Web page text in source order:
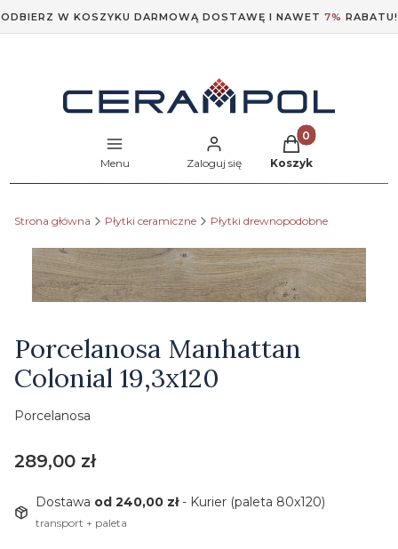
ODBIERZ W KOSZYKU DARMOWĄ DOSTAWĘ I NAWET 7% RABATU!
Menu Zaloguj się
Produkty w
Koszyk
Strona główna Płytki ceramiczne Płytki drewnopodobne
Porcelanosa Manhattan
Colonial 19,3x120
Porcelanosa
Cena
289,00 zł
Dostawa od 240,00 zł- Kurier (paleta 80x120)
transport + paleta